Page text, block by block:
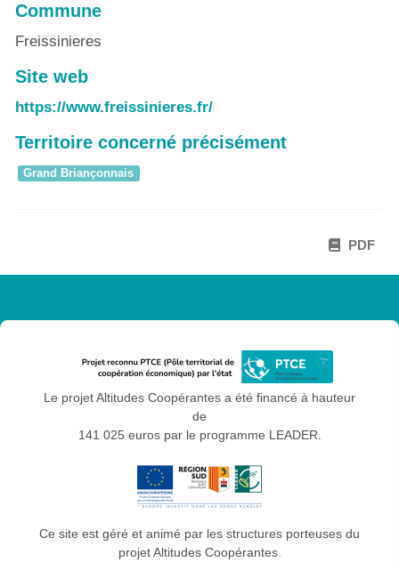
Commune
Freissinieres
Site web
https://www.freissinieres.fr/
Territoire concerné précisément
Grand Briançonnais
PDF
Le projet Altitudes Coopérantes a été financé à hauteur
de
141 025 euros par le programme LEADER.
Ce site est géré et animé par les structures porteuses du
projet Altitudes Coopérantes.